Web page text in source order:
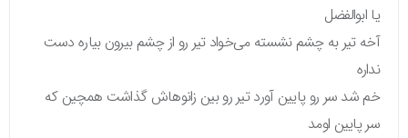
یا ابوالفضل
آخه تیر به چشم نشسته می‌خواد تیر رو از چشم بیرون بیاره دست
نداره
خم شد سر رو پایین آورد تیر رو بین زانوهاش گذاشت همچین که
سر پایین اومد